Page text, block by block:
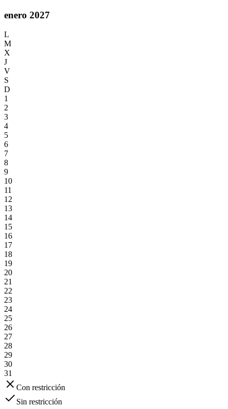
enero 2027
L
M
X
J
V
S
D
1
2
3
4
5
6
7
8
9
10
11
12
13
14
15
16
17
18
19
20
21
22
23
24
25
26
27
28
29
30
31
Con restricción
Sin restricción